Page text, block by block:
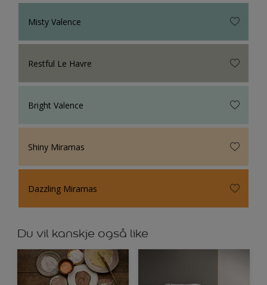
Misty Valence
Restful Le Havre
Bright Valence
Shiny Miramas
Dazzling Miramas
Du vil kanskje også like